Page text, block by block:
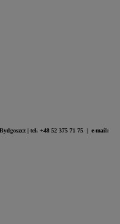
| tel. +48 52 375 71 75 | e-mail: